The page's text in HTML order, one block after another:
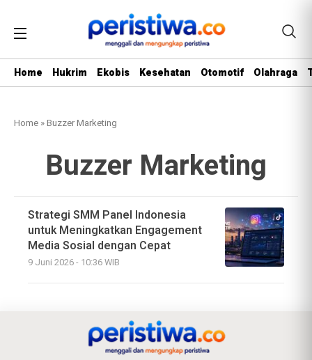
Home Hukrim Ekobis Kesehatan Otomotif Olahraga
Home »Buzzer Marketing
Buzzer Marketing
Strategi SMM Panel Indonesia
untuk Meningkatkan Engagement
Media Sosial dengan Cepat
9 Juni 2026 - 10:36 WIB